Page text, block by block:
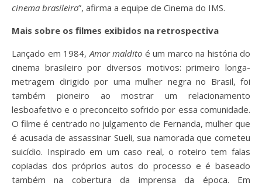
cinema brasileiro”, afirma a equipe de Cinema do IMS.
Mais sobre os filmes exibidos na retrospectiva
Lançado em 1984, Amor maldito é um marco na história do
cinema brasileiro por diversos motivos: primeiro longa-
metragem dirigido por uma mulher negra no Brasil, foi
também pioneiro ao mostrar um relacionamento
lesboafetivo e o preconceito sofrido por essa comunidade.
O filme é centrado no julgamento de Fernanda, mulher que
é acusada de assassinar Sueli, sua namorada que cometeu
suicídio. Inspirado em um caso real, o roteiro tem falas
copiadas dos próprios autos do processo e é baseado
também na cobertura da imprensa da época. Em